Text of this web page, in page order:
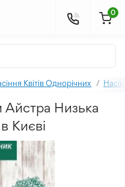
0
Квітів Однорічних
Айстра Низька
Києві